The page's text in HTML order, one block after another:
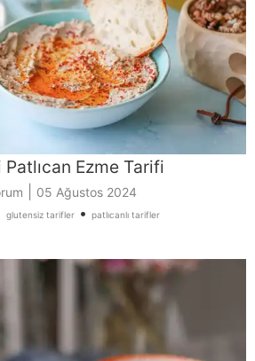
Ezme Tarifi
05 Ağustos 2024
glutensiz tarifler • patlıcanlı tarifler